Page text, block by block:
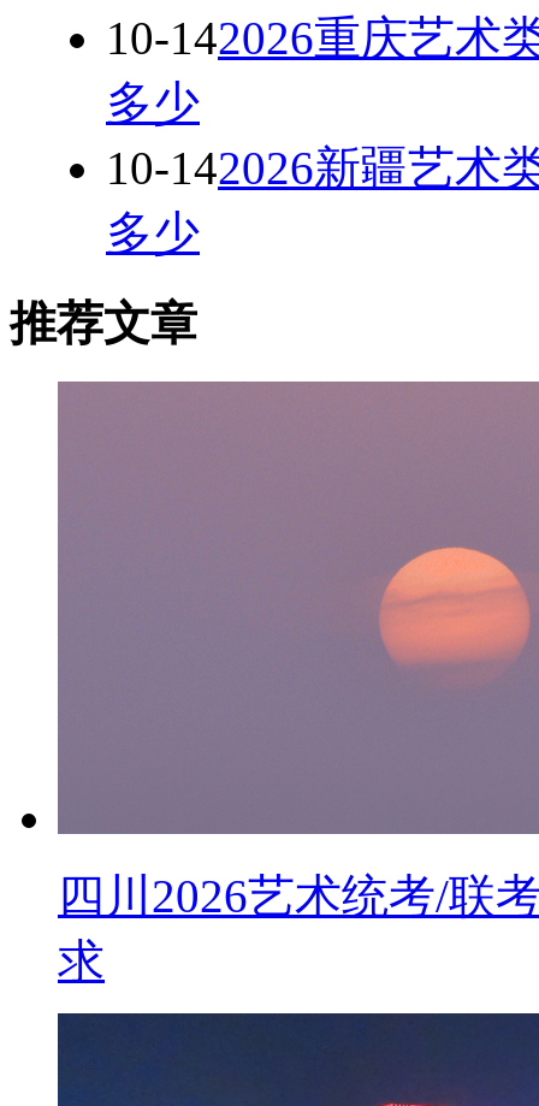
10-142026重庆艺术
多少
10-142026新疆艺术
多少
推荐文章
四川2026艺术统考/联
求